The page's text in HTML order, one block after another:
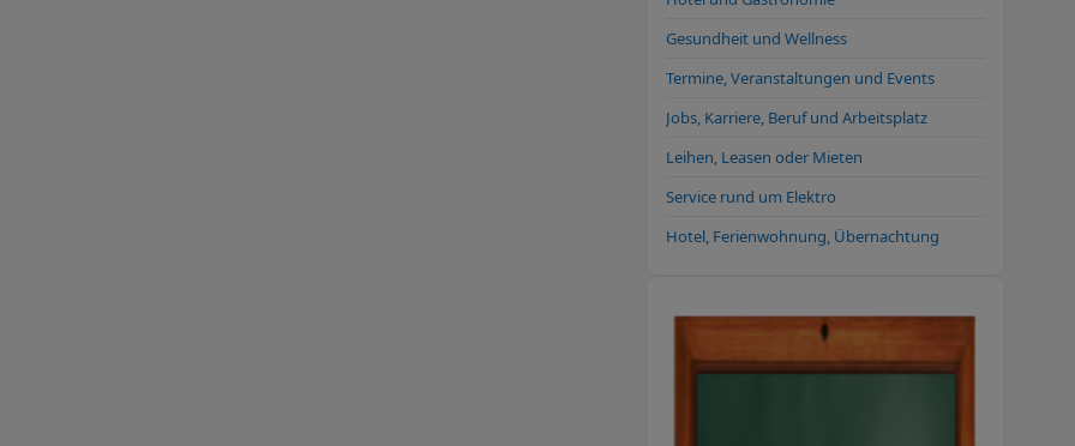
Gesundheit und Wellness
Termine, Veranstaltungen und Events
Jobs, Karriere, Beruf und Arbeitsplatz
Leihen, Leasen oder Mieten
Service rund um Elektro
Hotel, Ferienwohnung, Übernachtung